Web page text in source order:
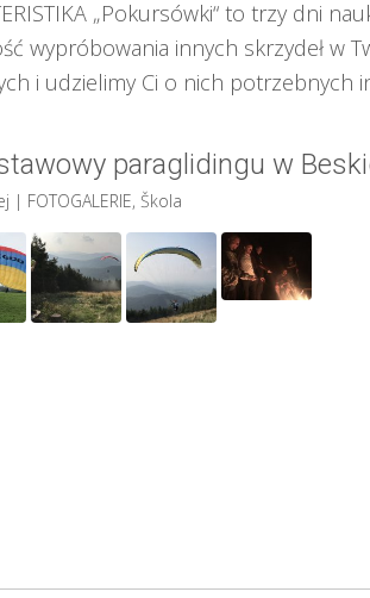
„Pokursówki“ to trzy dni
wypróbowania innych skrzydeł w
i udzielimy Ci o nich potrzebnych
paraglidingu w
| FOTOGALERIE, Škola